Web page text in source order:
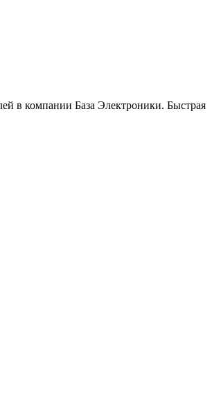
в компании База Электроники. Быстрая